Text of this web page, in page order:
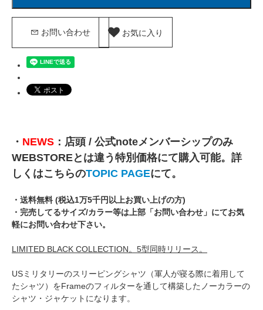
お問い合わせ お気に入り
・ NEWS ：店頭 / 公式noteメンバーシップのみ
WEBSTOREとは違う特別価格にて購入可能。詳
しくはこちらのTOPIC PAGEにて。
・送料無料 (税込1万5千円以上お買い上げの方)
・完売してるサイズ/カラー等は上部「お問い合わせ」にてお気
軽にお問い合わせ下さい。
LIMITED BLACK COLLECTION。5型同時リリース。
USミリタリーのスリーピングシャツ（軍人が寝る際に着用して
たシャツ）をFrameのフィルターを通して構築したノーカラーの
シャツ・ジャケットになります。